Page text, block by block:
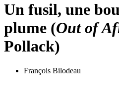
Un fusil, une
plume (Out of
Pollack)
François Bilodeau